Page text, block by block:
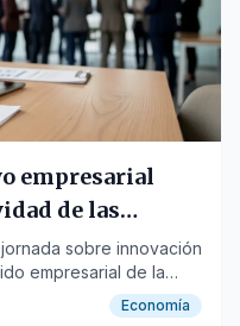
empresarial
de las
sobre innovación
empresarial de la
Economía